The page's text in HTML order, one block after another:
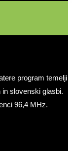
program temelji
in slovenski glasbi.
96,4 MHz.